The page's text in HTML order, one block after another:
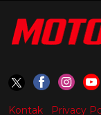
Kontak Privacy